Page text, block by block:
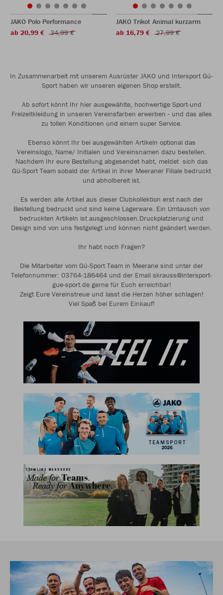
JAKO Polo Performance
ab 20,99 €
34,99 €
JAKO Trikot Animal kurzarm
ab 16,79 €
27,99 €
In Zusammenarbeit mit unserem Ausrüster JAKO und Intersport Gü-
Sport haben wir unseren eigenen Shop erstellt.
Ab sofort könnt Ihr hier ausgewählte, hochwertige Sport-und
Freizeitkleidung in unseren Vereinsfarben erwerben - und das alles
zu tollen Konditionen und einem super Service.
Ebenso könnt Ihr bei ausgewählten Artikeln optional das
Vereinslogo, Name/ Initialen und Vereinsnamen dazu bestellen.
Nachdem Ihr eure Bestellung abgesendet habt, meldet sich das
Gü-Sport Team sobald der Artikel in ihrer Meeraner Filiale bedruckt
und abholbereit ist.
Es werden alle Artikel aus dieser Clubkollektion erst nach der
Bestellung bedruckt und sind keine Lagerware. Ein Umtausch von
bedruckten Artikeln ist ausgeschlossen.Druckplatzierung und
Design sind von uns festgelegt und können nicht geändert werden.
Ihr habt noch Fragen?
Die Mitarbeiter vom Gü-Sport Team in Meerane sind unter der
Telefonnummer: 03764-186464 und der Email skrauss@intersport-
gue-sport.de gerne für Euch erreichbar!
Zeigt Eure Vereinstreue und lasst die Herzen höher schlagen!
Viel Spaß bei Eurem Einkauf!